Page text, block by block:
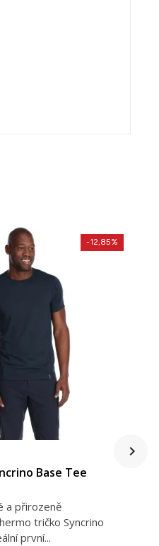
Base Tee
a přirozeně
tričko Syncrino
první...
-12,85%